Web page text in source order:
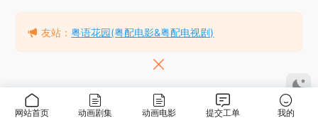
网站首页 动画剧集 动画电影 提交工单 我的
友站：粤语花园(粤配电影&粤配电视剧)